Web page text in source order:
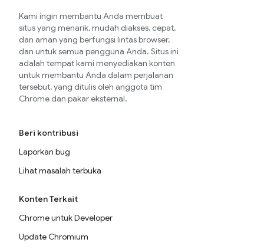
Kami ingin membantu Anda membuat
situs yang menarik, mudah diakses, cepat,
dan aman yang berfungsi lintas browser,
dan untuk semua pengguna Anda. Situs ini
adalah tempat kami menyediakan konten
untuk membantu Anda dalam perjalanan
tersebut, yang ditulis oleh anggota tim
Chrome dan pakar eksternal.
Beri kontribusi
Laporkan bug
Lihat masalah terbuka
Konten Terkait
Chrome untuk Developer
Update Chromium